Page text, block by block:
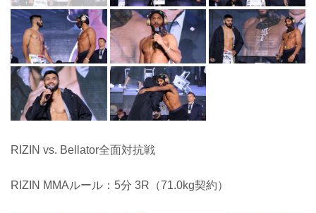
RIZIN vs. Bellator全面対抗戦
RIZIN MMAルール：5分 3R（71.0kg契約）